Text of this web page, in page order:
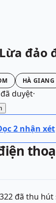
đảo
HÀ GIANG
đã duyệt·
2 nhận xét
đã thu